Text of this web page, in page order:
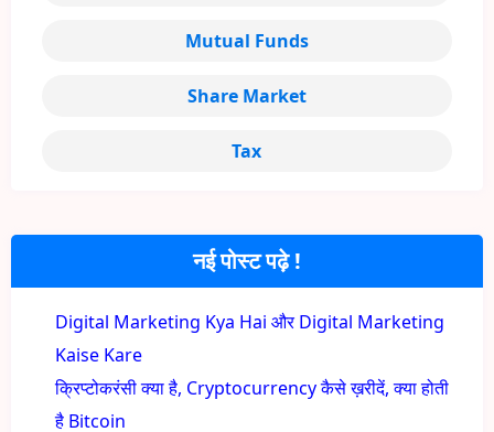
नई पोस्ट पढ़े !
Digital Marketing Kya Hai और Digital Marketing
Kaise Kare
क्रिप्टोकरंसी क्या है, Cryptocurrency कैसे ख़रीदें, क्या होती
है Bitcoin
Mutual Funds
Share Market
Tax